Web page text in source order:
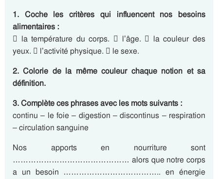
1. Coche les critères qui influencent nos besoins
alimentaires :
 la température du corps.  l’âge.  la couleur des
yeux.  l’activité physique.  le sexe.
2. Colorie de la même couleur chaque notion et sa
définition.
3. Complète ces phrases avec les mots suivants :
continu – le foie – digestion – discontinus – respiration
– circulation sanguine
Nos apports en nourriture sont
……………………………………… alors que notre corps
a un besoin ……………………………….. en énergie